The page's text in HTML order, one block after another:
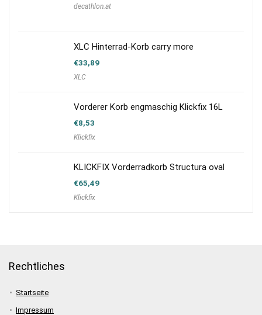
decathlon.at
XLC Hinterrad-Korb carry more
€33,89
XLC
Vorderer Korb engmaschig Klickfix 16L
€8,53
Klickfix
KLICKFIX Vorderradkorb Structura oval
€65,49
Klickfix
Rechtliches
Startseite
Impressum